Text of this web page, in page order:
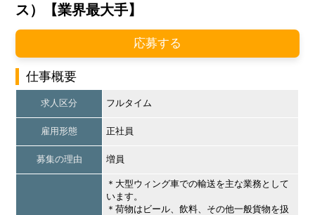
ス）【業界最大手】
応募する
仕事概要
求人区分 フルタイム
雇用形態 正社員
募集の理由 増員
＊大型ウィング車での輸送を主な業務として
います。
＊荷物はビール、飲料、その他一般貨物を扱